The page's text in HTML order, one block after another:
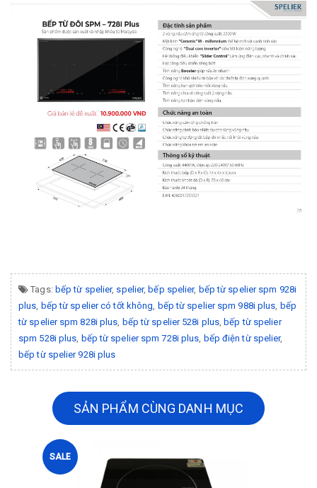
Tags: bếp từ spelier, spelier,bếp spelier, bếp từ spelier spm 928i
plus bếp từ spelier có tốt không bếp từ spelier spm 988i plus bếp
từ spelier spm 828i plus bếp từ spelier 528i plus ,bếp từ spelier
spm 528i plus bếp từ spelier spm 728i plus bếp điện từ spelier,
bếp từ spelier 928i plus
SẢN PHẨM CÙNG DANH MỤC
SALE